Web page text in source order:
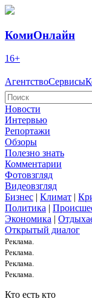
КомиОнлайн
16+
АгентствоСервисы
Новости
Интервью
Репортажи
Обзоры
Полезно знать
Комментарии
Фотовзгляд
Видеовзгляд
Бизнес | Климат |
Политика |
Экономика |
Открытый диалог
Реклама.
Реклама.
Реклама.
Реклама.
Кто есть кто